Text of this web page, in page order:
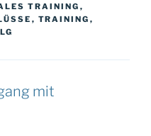
TRAINING ,
, TRAINING ,
mit